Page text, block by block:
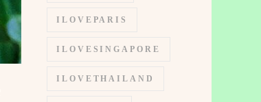
ILOVEPARIS
ILOVESINGAPORE
ILOVETHAILAND